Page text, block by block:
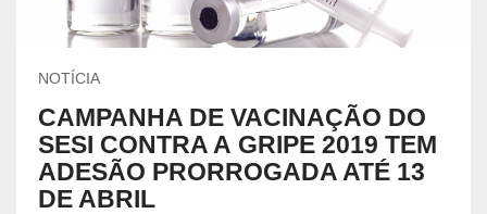
NOTÍCIA
CAMPANHA DE VACINAÇÃO DO
SESI CONTRA A GRIPE 2019 TEM
ADESÃO PRORROGADA ATÉ 13
DE ABRIL